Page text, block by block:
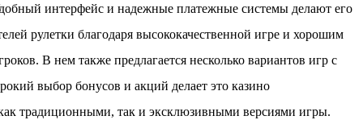
интерфейс и надежные платежные системы делают его
рулетки благодаря высококачественной игре и хорошим
В нем также предлагается несколько вариантов игр с
выбор бонусов и акций делает это казино
традиционными, так и эксклюзивными версиями игры.